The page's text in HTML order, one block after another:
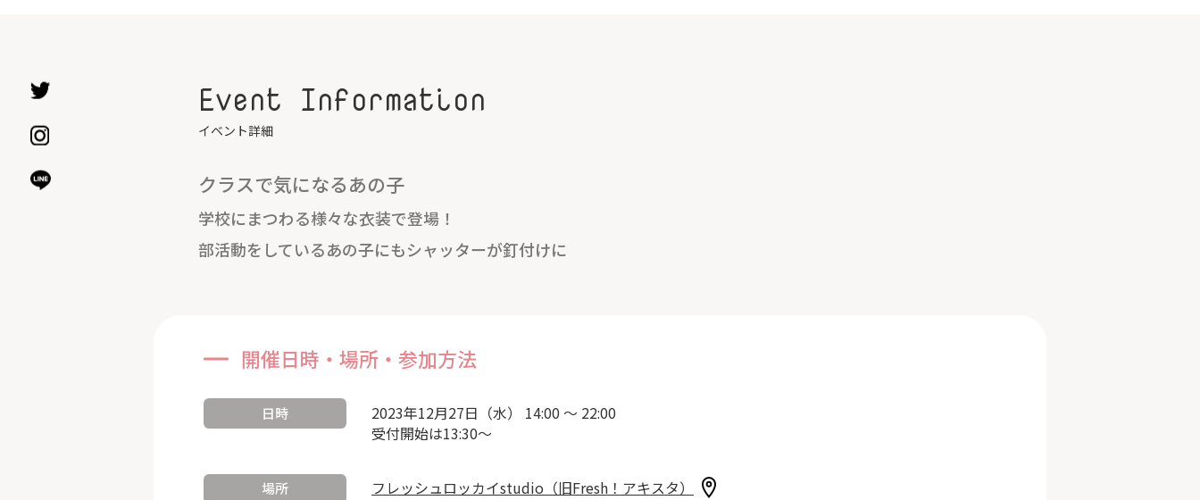
Event Information
イベント詳細
クラスで気になるあの子
学校にまつわる様々な衣装で登場！
部活動をしているあの子にもシャッターが釘付けに
開催日時・場所・参加方法
日時
2023年12月27日（水） 14:00 ～ 22:00
受付開始は13:30～
場所 フレッシュロッカイstudio（旧Fresh！アキスタ）